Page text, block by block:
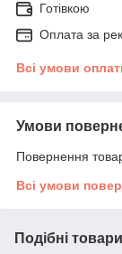
Готівкою
Оплата за
Всі умови
Умови
Повернення
Всі умови
Подібні